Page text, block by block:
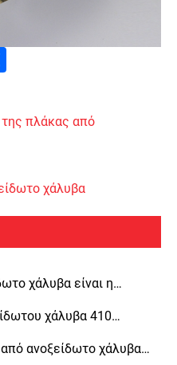
πλάκας από
χάλυβα
χάλυβα είναι η
ακριβείας, δομική
χάλυβα 410
εφαρμογές
από ανοξείδωτο χάλυβα